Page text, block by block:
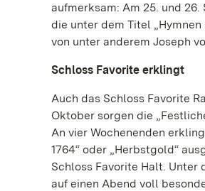
aufmerksam: Am 25. und
die unter dem Titel „Hymnen
von unter anderem Joseph
Schloss Favorite erklingt
Auch das Schloss Favorite
Oktober sorgen die
An vier Wochenenden
1764“ oder „Herbstgold“
Schloss Favorite Halt. Unter
auf einen Abend voll